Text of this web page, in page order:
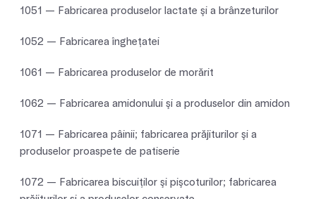
1051 — Fabricarea produselor lactate şi a brânzeturilor
1052 — Fabricarea îngheţatei
1061 — Fabricarea produselor de morărit
1062 — Fabricarea amidonului şi a produselor din amidon
1071 — Fabricarea pâinii; fabricarea prăjiturilor şi a
produselor proaspete de patiserie
1072 — Fabricarea biscuiţilor şi pişcoturilor; fabricarea